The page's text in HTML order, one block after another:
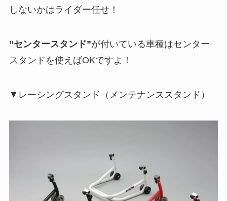
しないかはライダー任せ！
”センタースタンド”が付いている車種はセンター
スタンドを使えばOKですよ！
▼レーシングスタンド（メンテナンススタンド）